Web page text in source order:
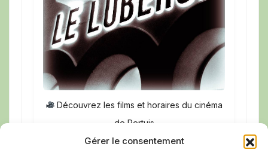
Gérer le consentement
Découvrez les films et horaires du cinéma
de Pertuis